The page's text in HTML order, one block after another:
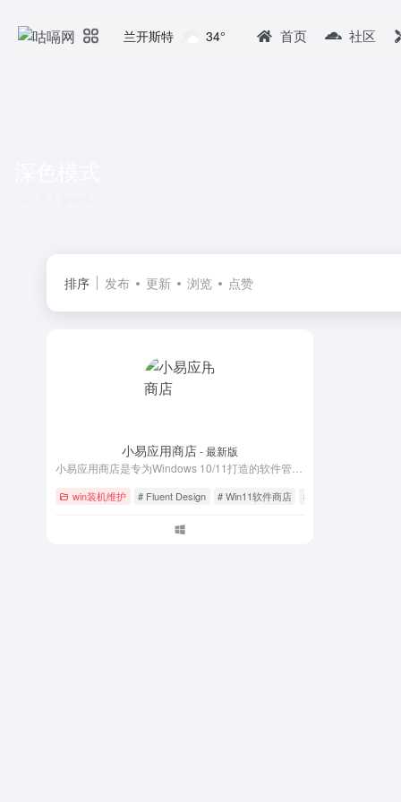
兰开斯特 34° 首页 社区
排序 发布 更新 浏览 点赞
小易应用商店- 最新版
win装机维护 # Fluent Design # Win11软件商店 # Windows应用商店